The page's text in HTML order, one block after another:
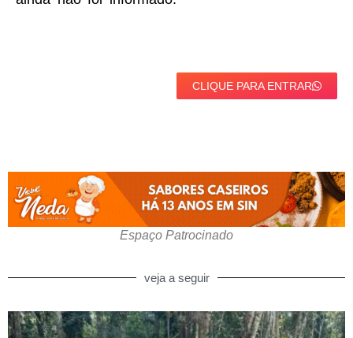
CLIQUE PARA ENTRAR
Espaço Patrocinado
veja a seguir